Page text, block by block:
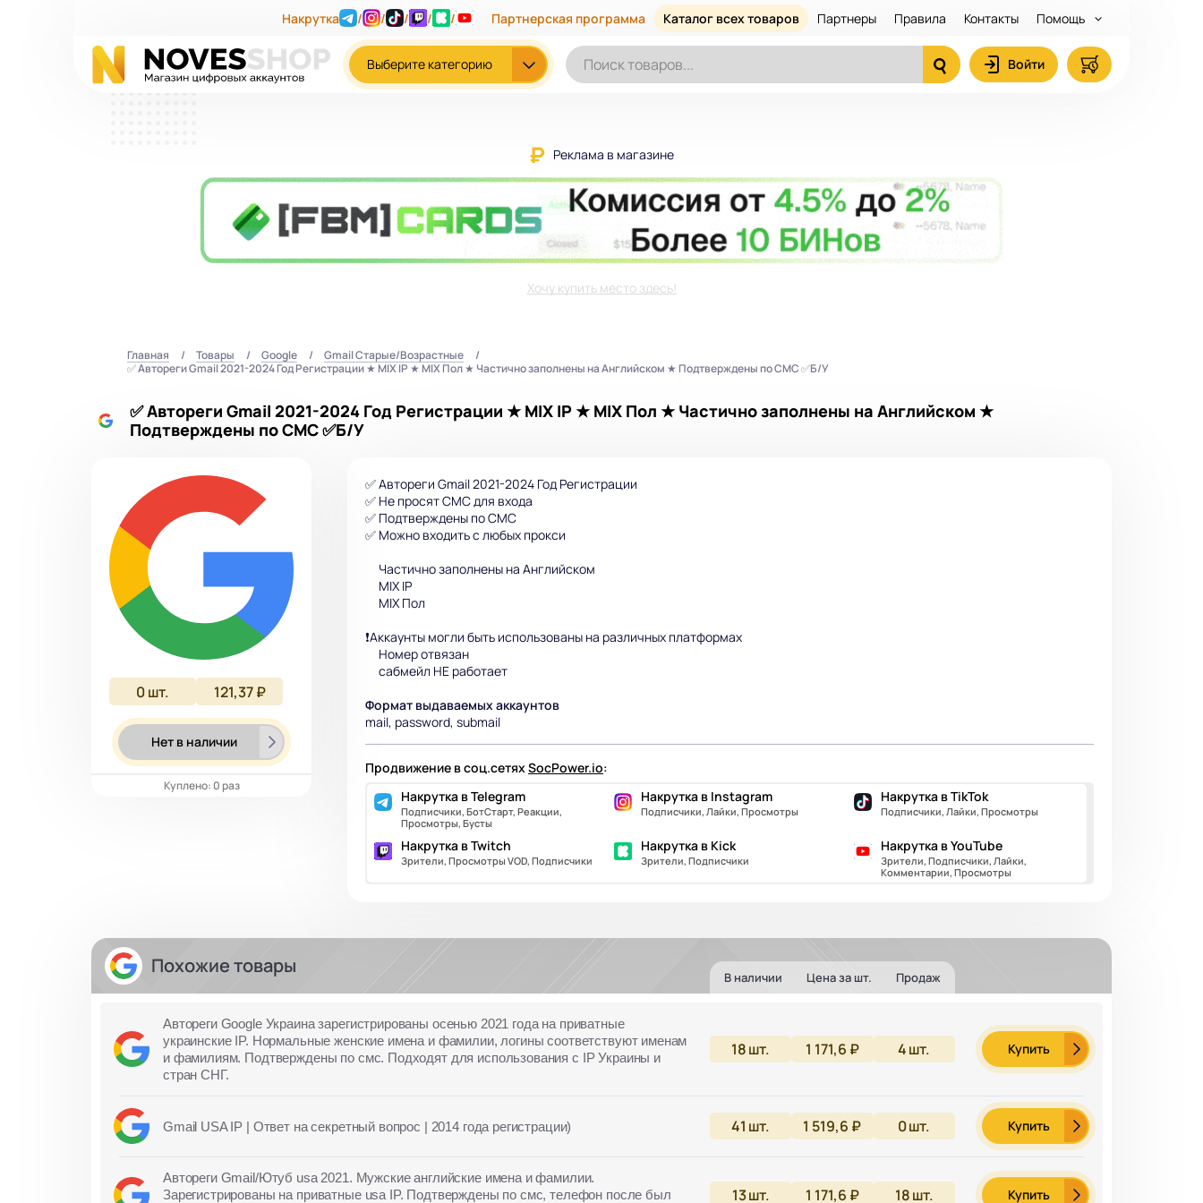
Накрутка / / / / / Партнерская программа Каталог всех товаров Партнеры Правила Контакты Помощь
Выберите категорию Войти
Реклама в магазине
Хочу купить место здесь!
Главная Товары Google
Gmail Старые/Возрастные
✅ Автореги Gmail 2021-2024 Год Регистрации ★ MIX IP ★ MIX Пол ★ Частично заполнены на Английском ★ Подтверждены по СМС ✅Б/У
✅ Автореги Gmail 2021-2024 Год Регистрации ★ MIX IP ★ MIX Пол ★ Частично заполнены на Английском ★
Подтверждены по СМС ✅Б/У
0шт. 121,37 ₽
Нет в наличии
Куплено: 0 раз
✅ Автореги Gmail 2021-2024 Год Регистрации
✅ Не просят СМС для входа
✅ Подтверждены по СМС
✅ Можно входить с любых прокси
Частично заполнены на Английском
MIX IP
MIX Пол
❗Аккаунты могли быть использованы на различных платформах
Номер отвязан
сабмейл НЕ работает
Формат выдаваемых аккаунтов
mail, password, submail
Продвижение в соц.сетяхSocPower.io:
Накрутка в Telegram
Подписчики, БотСтарт, Реакции,
Просмотры, Бусты
Накрутка в Instagram
Подписчики, Лайки, Просмотры
Накрутка в TikTok
Подписчики, Лайки, Просмотры
Накрутка в Twitch
Зрители, Просмотры VOD, Подписчики
Накрутка в Kick
Зрители, Подписчики
Накрутка в YouTube
Зрители, Подписчики, Лайки,
Комментарии, Просмотры
Похожие товары В наличии Цена за шт. Продаж
Автореги Google Украина зарегистрированы осенью 2021 года на приватные
украинские IP. Нормальные женские имена и фамилии, логины соответствуют именам
и фамилиям. Подтверждены по смс. Подходят для использования с IP Украины и
стран СНГ.
18шт. 1 171,6 ₽ 4шт. Купить
Gmail USA IP | Ответ на секретный вопрос | 2014 года регистрации) 41 шт. 1 519,6 ₽ 0шт. Купить
Автореги Gmail/Ютуб usa 2021. Мужские английские имена и фамилии.
Зарегистрированы на приватные usa IP. Подтверждены по смс, телефон после был
13шт. 1 171,6 ₽ 18шт. Купить